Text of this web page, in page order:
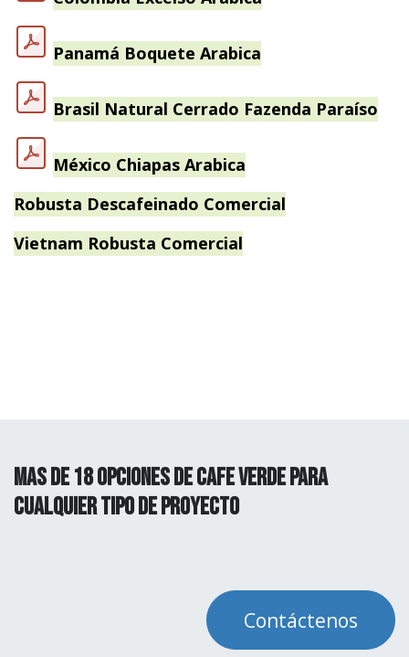
Panamá Boquete Arabica
Brasil Natural Cerrado Fazenda Paraíso
México Chiapas Arabica
Robusta Descafeinado Comercial
Vietnam Robusta Comercial
MAs de 18 opciones de cafe verde para
cualquier tipo de proyecto
Contáctenos